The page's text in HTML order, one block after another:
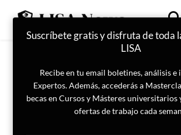
Suscríbete gratis y disfruta de toda
LISA
Recibe en tu email boletines, análisis e
Expertos. Además, accederás a
becas en Cursos y Másteres universitarios
ofertas de trabajo cada